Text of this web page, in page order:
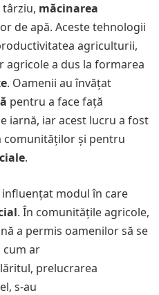
târziu, măcinarea
de apă. Aceste tehnologii
agriculturii,
a dus la formarea
. Oamenii au învățat
pentru a face față
iarnă, iar acest lucru a fost
comunităților și pentru
.
modul în care
. În comunitățile agricole,
a permis oamenilor să se
cum ar
prelucrarea
s-au